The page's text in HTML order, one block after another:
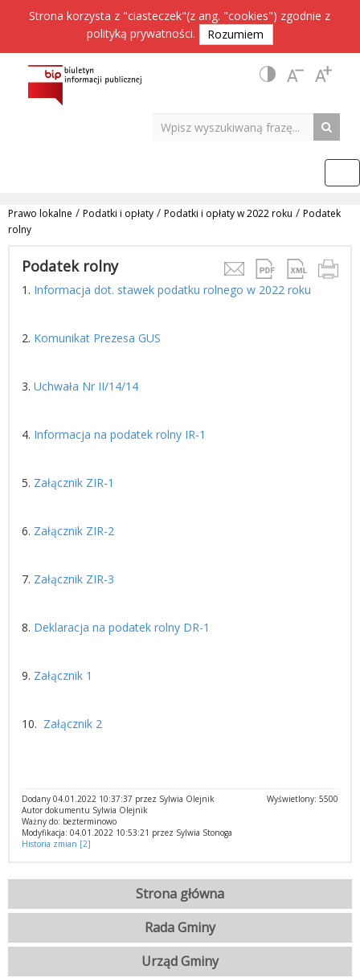
Strona korzysta z "ciasteczek"(z ang. "cookies") zgodnie z
polityką prywatności. Rozumiem
Prawo lokalne / Podatki i opłaty / Podatki i opłaty w 2022 roku / Podatek
rolny
Podatek rolny
1. Informacja dot. stawek podatku rolnego w 2022 roku
2. Komunikat Prezesa GUS
3. Uchwała Nr II/14/14
4. Informacja na podatek rolny IR-1
5. Załącznik ZIR-1
6. Załącznik ZIR-2
7. Załącznik ZIR-3
8. Deklaracja na podatek rolny DR-1
9. Załącznik 1
10. Załącznik 2
Wyświetlony: 5500
Dodany 04.01.2022 10:37:37 przez Sylwia Olejnik
Autor dokumentu Sylwia Olejnik
Ważny do: bezterminowo
Modyfikacja: 04.01.2022 10:53:21 przez Sylwia Stonoga
Historia zmian [2]
Strona główna
Rada Gminy
Urząd Gminy